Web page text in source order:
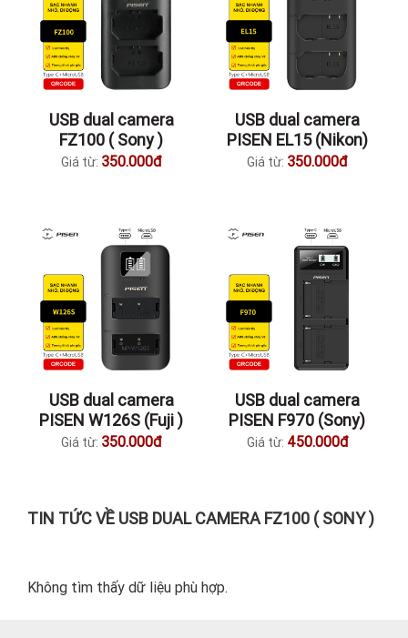
USB dual camera
FZ100 ( Sony )
Giá từ: 350.000đ
USB dual camera
PISEN EL15 (Nikon)
Giá từ: 350.000đ
USB dual camera
PISEN W126S (Fuji )
Giá từ: 350.000đ
USB dual camera
PISEN F970 (Sony)
Giá từ: 450.000đ
TIN TỨC VỀ USB DUAL CAMERA FZ100 ( SONY )
Không tìm thấy dữ liệu phù hợp.